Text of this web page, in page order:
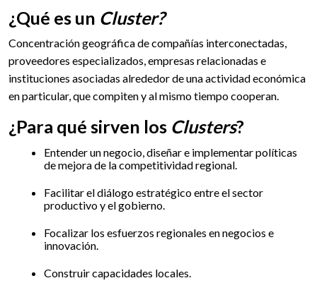
¿Qué es un Cluster?
Concentración geográfica de compañías interconectadas,
proveedores especializados, empresas relacionadas e
instituciones asociadas alrededor de una actividad económica
en particular, que compiten y al mismo tiempo cooperan.
¿Para qué sirven los Clusters?
Entender un negocio, diseñar e implementar políticas
de mejora de la competitividad regional.
Facilitar el diálogo estratégico entre el sector
productivo y el gobierno.
Focalizar los esfuerzos regionales en negocios e
innovación.
Construir capacidades locales.